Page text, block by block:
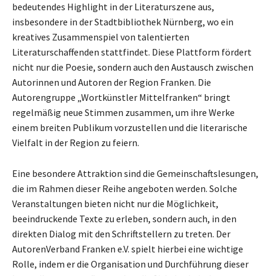
bedeutendes Highlight in der Literaturszene aus,
insbesondere in der Stadtbibliothek Nürnberg, wo ein
kreatives Zusammenspiel von talentierten
Literaturschaffenden stattfindet. Diese Plattform fördert
nicht nur die Poesie, sondern auch den Austausch zwischen
Autorinnen und Autoren der Region Franken. Die
Autorengruppe „Wortkünstler Mittelfranken“ bringt
regelmäßig neue Stimmen zusammen, um ihre Werke
einem breiten Publikum vorzustellen und die literarische
Vielfalt in der Region zu feiern.
Eine besondere Attraktion sind die Gemeinschaftslesungen,
die im Rahmen dieser Reihe angeboten werden. Solche
Veranstaltungen bieten nicht nur die Möglichkeit,
beeindruckende Texte zu erleben, sondern auch, in den
direkten Dialog mit den Schriftstellern zu treten. Der
AutorenVerband Franken e.V. spielt hierbei eine wichtige
Rolle, indem er die Organisation und Durchführung dieser